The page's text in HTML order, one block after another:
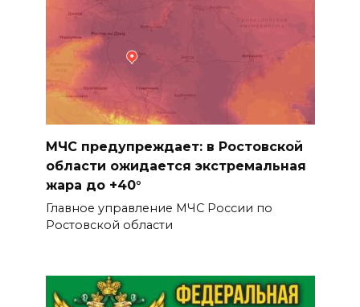
Пробка длиной в 10 км
сковала движение на М-4
«Дон» под Шахтами
05 августа 2026 17:06
Сосуды лучше, чем у
сорокалетних: врачи спасли
столетнюю ростовчанку с
острым коронарным
синдромом
Без барьеров и границ:
МЧС предупреждает: в Ростовской
области ожидается экстремальная
жара до +40°
Главное управление МЧС России по
Ростовской области